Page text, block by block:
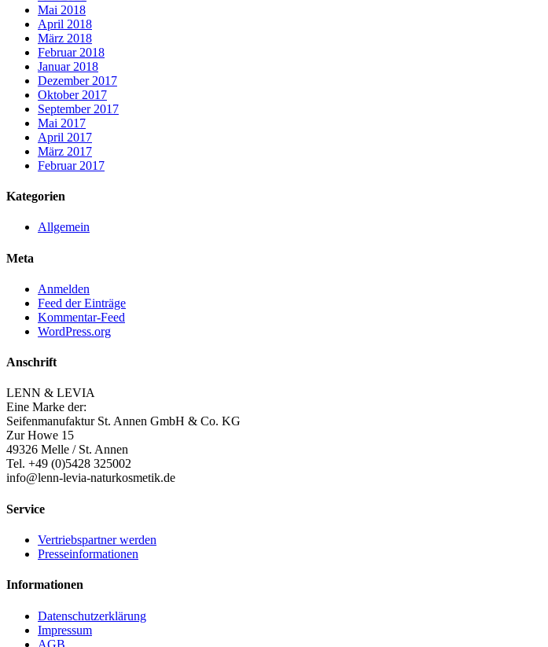
Mai 2018
April 2018
März 2018
Februar 2018
Januar 2018
Dezember 2017
Oktober 2017
September 2017
Mai 2017
April 2017
März 2017
Februar 2017
Kategorien
Allgemein
Meta
Anmelden
Feed der Einträge
Kommentar-Feed
WordPress.org
Anschrift
LENN & LEVIA
Eine Marke der:
Seifenmanufaktur St. Annen GmbH & Co. KG
Zur Howe 15
49326 Melle / St. Annen
Tel. +49 (0)5428 325002
info@lenn-levia-naturkosmetik.de
Service
Vertriebspartner werden
Presseinformationen
Informationen
Datenschutzerklärung
Impressum
AGB